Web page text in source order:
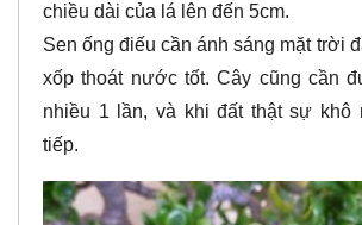
chiều dài của lá lên đến 5cm.
Sen ống điếu cần ánh sáng mặt trời
xốp thoát nước tốt. Cây cũng cần
nhiều 1 lần, và khi đất thật sự
tiếp.